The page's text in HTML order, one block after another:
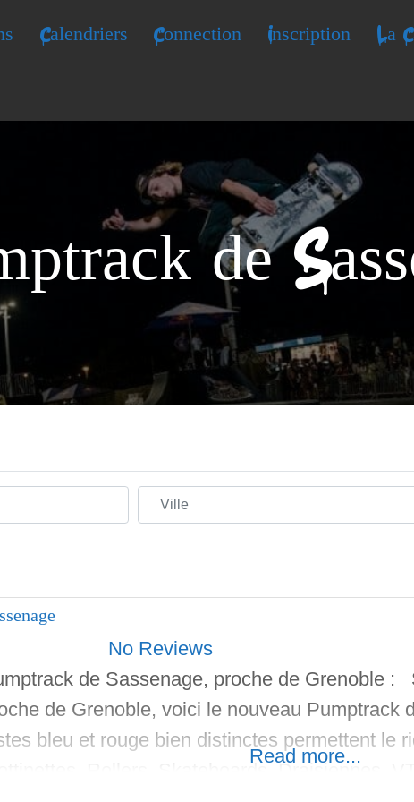
Calendriers Connection Inscription La
de
Ville
No Reviews
de Sassenage, proche de Grenoble :
de Grenoble, voici le nouveau Pumptrack
bleu et rouge bien distinctes permettent le
Rollers, Skateboards, Draisiennes,
Read more...